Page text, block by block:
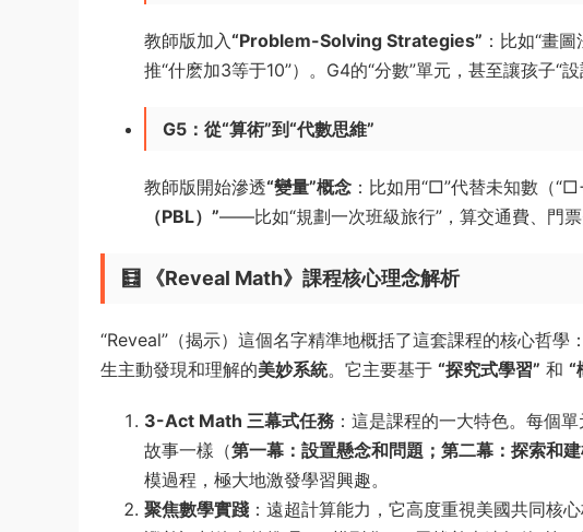
教師版加入“Problem-Solving Strategies” ：比如“畫
推“什麽加3等于10”）。G4的“分數”單元，甚至讓孩子“
G5：從“算術”到“代數思維”
教師版開始滲透“變量”概念 ：比如用“□”代替未知數（
（PBL）”——比如“規劃一次班級旅行”，算交通費、門
🧮 《Reveal Math》課程核心理念解析
“Reveal”（揭示）這個名字精準地概括了這套課程的核心哲
生主動發現和理解的美妙系統。它主要基于 “探究式學習” 和 “
3-Act Math 三幕式任務 ：這是課程的一大特色。每個
故事一樣（第一幕：設置懸念和問題；第二幕：探索和
模過程，極大地激發學習興趣。
聚焦數學實踐 ：遠超計算能力，它高度重視美國共同核